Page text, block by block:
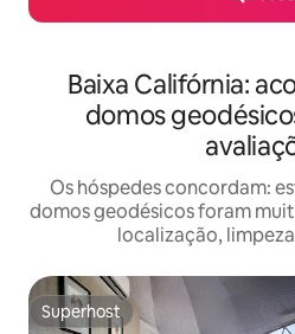
Baixa Califórnia:
domos
Os hóspedes concordam:
domos geodésicos foram
localização,
Superhost
Superhost